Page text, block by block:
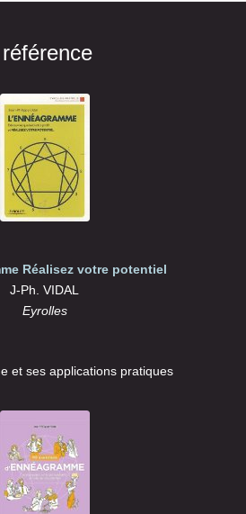
Réalisez votre potentiel
J-Ph. VIDAL
Eyrolles
et ses applications pratiques